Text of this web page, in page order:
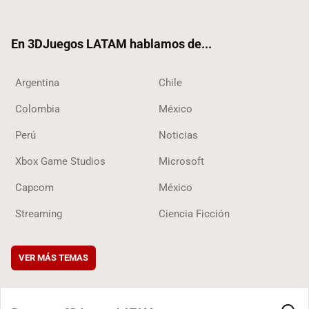
En 3DJuegos LATAM hablamos de...
Argentina Chile
Colombia México
Perú Noticias
Xbox Game Studios Microsoft
Capcom México
Streaming Ciencia Ficción
VER MÁS TEMAS